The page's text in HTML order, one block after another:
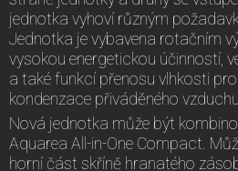
jednotka vyhoví různým
Jednotka je vybavena rotačním
vysokou energetickou účinností,
a také funkcí přenosu vlhkosti
kondenzace přiváděného
Nová jednotka může být
Aquarea All-in-One Compact.
horní část skříně hranatého